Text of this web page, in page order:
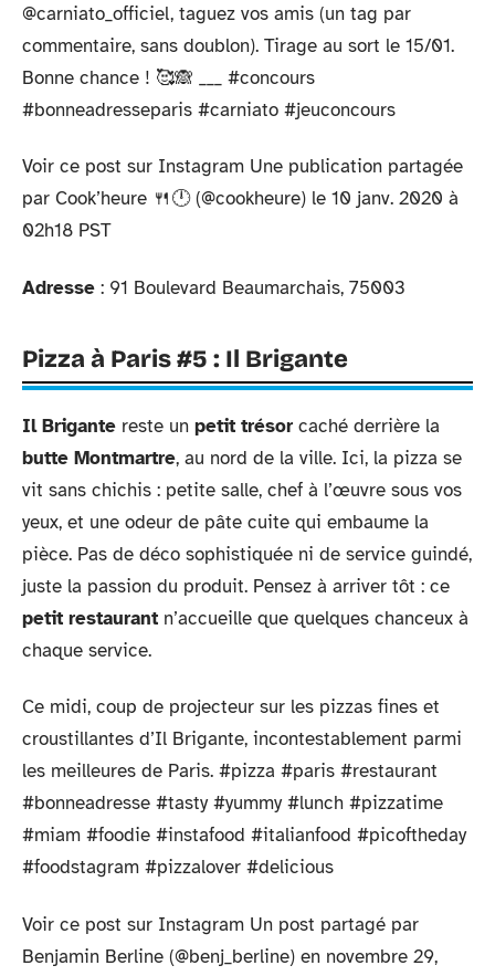
@carniato_officiel, taguez vos amis (un tag par
commentaire, sans doublon). Tirage au sort le 15/01.
Bonne chance ! 🥰🙈 ___ #concours
#bonneadresseparis #carniato #jeuconcours
Voir ce post sur Instagram Une publication partagée
par Cook’heure 🍴🕛 (@cookheure) le 10 janv. 2020 à
02h18 PST
Adresse : 91 Boulevard Beaumarchais, 75003
Pizza à Paris #5 : Il Brigante
Il Brigante reste un petit trésor caché derrière la
butte Montmartre, au nord de la ville. Ici, la pizza se
vit sans chichis : petite salle, chef à l’œuvre sous vos
yeux, et une odeur de pâte cuite qui embaume la
pièce. Pas de déco sophistiquée ni de service guindé,
juste la passion du produit. Pensez à arriver tôt : ce
petit restaurant n’accueille que quelques chanceux à
chaque service.
Ce midi, coup de projecteur sur les pizzas fines et
croustillantes d’Il Brigante, incontestablement parmi
les meilleures de Paris. #pizza #paris #restaurant
#bonneadresse #tasty #yummy #lunch #pizzatime
#miam #foodie #instafood #italianfood #picoftheday
#foodstagram #pizzalover #delicious
Voir ce post sur Instagram Un post partagé par
Benjamin Berline (@benj_berline) en novembre 29,